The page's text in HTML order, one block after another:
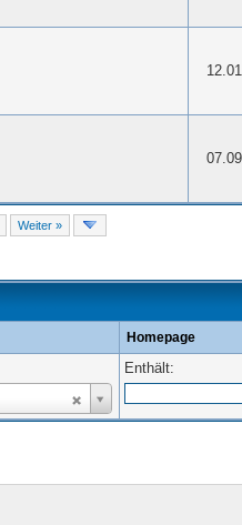
Weiter »
Homepage
Enthält: